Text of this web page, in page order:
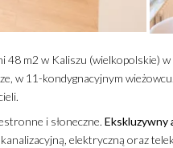
m2 w Kaliszu (wielkopolskie) w
w 11-kondygnacyjnym wieżowcu.
i słoneczne. Ekskluzywny
elektryczną oraz